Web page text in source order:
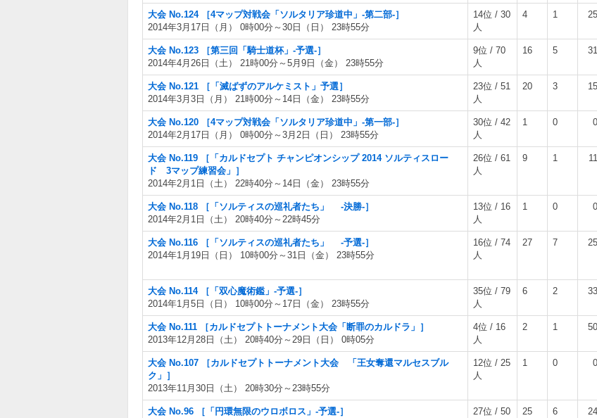
大会 No.124 ［4マップ対戦会「ソルタリア珍道中」-第二部-］
2014年3月17日（月） 0時00分～30日（日） 23時55分
14位 / 30
人
4 1
大会 No.123 ［第三回「騎士道杯」-予選-］
2014年4月26日（土） 21時00分～5月9日（金） 23時55分
9位 / 70
人
16 5
大会 No.121 ［「滅ばずのアルケミスト」予選］
2014年3月3日（月） 21時00分～14日（金） 23時55分
23位 / 51
人
20 3
大会 No.120 ［4マップ対戦会「ソルタリア珍道中」-第一部-］
2014年2月17日（月） 0時00分～3月2日（日） 23時55分
30位 / 42
人
1 0
大会 No.119 ［「カルドセプト チャンピオンシップ 2014 ソルティスロー
ド 3マップ練習会」］
2014年2月1日（土） 22時40分～14日（金） 23時55分
26位 / 61
人
9 1
大会 No.118 ［「ソルティスの巡礼者たち」 -決勝-］
2014年2月1日（土） 20時40分～22時45分
13位 / 16
人
1 0
大会 No.116 ［「ソルティスの巡礼者たち」 -予選-］
2014年1月19日（日） 10時00分～31日（金） 23時55分
16位 / 74
人
27 7
大会 No.114 ［「双心魔術鑑」-予選-］
2014年1月5日（日） 10時00分～17日（金） 23時55分
35位 / 79
人
6 2
大会 No.111 ［カルドセプトトーナメント大会「断罪のカルドラ」］
2013年12月28日（土） 20時40分～29日（日） 0時05分
4位 / 16
人
2 1
大会 No.107 ［カルドセプトトーナメント大会 「王女奪還マルセスブル
ク」］
2013年11月30日（土） 20時30分～23時55分
12位 / 25
人
1 0
大会 No.96 ［「円環無限のウロボロス」-予選-］
27位 / 50
25 6